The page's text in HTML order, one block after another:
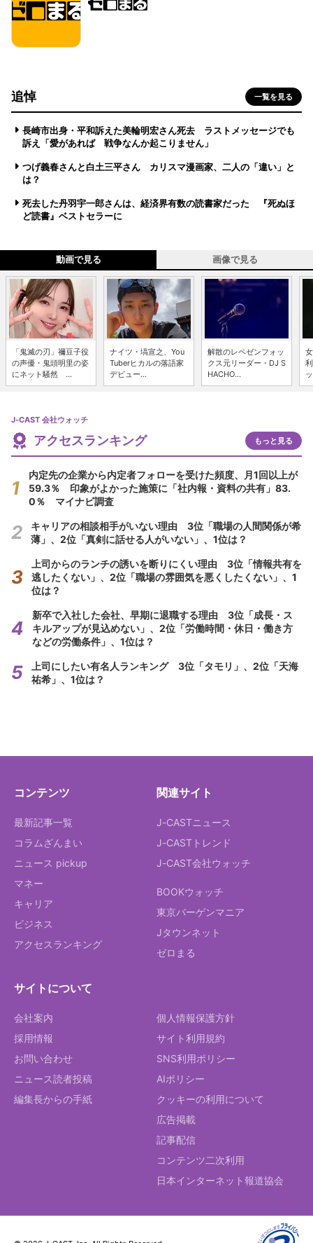
追悼 一覧を見る
長崎市出身・平和訴えた美輪明宏さん死去 ラストメッセージでも
訴え「愛があれば 戦争なんか起こりません」
つげ義春さんと白土三平さん カリスマ漫画家、二人の「違い」と
は？
死去した丹羽宇一郎さんは、経済界有数の読書家だった 『死ぬほ
ど読書』ベストセラーに
動画で見る 画像で見る
「鬼滅の刃」禰豆子役
の声優・鬼頭明里の姿
にネット騒然 ...
ナイツ・塙宣之、You
Tuberヒカルの落語家
デビュー...
解散のレペゼンフォッ
クス元リーダー・DJ S
HACHO...
J-CAST 会社ウォッチ
アクセスランキング もっと見る
内定先の企業から内定者フォローを受けた頻度、月1回以上が
59.3％ 印象がよかった施策に「社内報・資料の共有」83.
0％ マイナビ調査
キャリアの相談相手がいない理由 3位「職場の人間関係が希
薄」、2位「真剣に話せる人がいない」、1位は？
上司からのランチの誘いを断りにくい理由 3位「情報共有を
逃したくない」、2位「職場の雰囲気を悪くしたくない」、1
位は？
新卒で入社した会社、早期に退職する理由 3位「成長・ス
キルアップが見込めない」、2位「労働時間・休日・働き方
などの労働条件」、1位は？
上司にしたい有名人ランキング 3位「タモリ」、2位「天海
祐希」、1位は？
コンテンツ
最新記事一覧
コラムざんまい
ニュース pickup
マネー
キャリア
ビジネス
アクセスランキング
関連サイト
J-CASTニュース
J-CASTトレンド
J-CAST会社ウォッチ
BOOKウォッチ
東京バーゲンマニア
Jタウンネット
ゼロまる
サイトについて
会社案内
採用情報
お問い合わせ
ニュース読者投稿
編集長からの手紙
個人情報保護方針
サイト利用規約
SNS利用ポリシー
AIポリシー
クッキーの利用について
広告掲載
記事配信
コンテンツ二次利用
日本インターネット報道協会